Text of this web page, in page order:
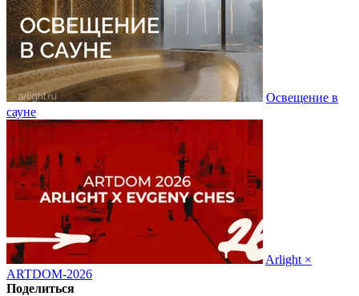
Освещение в
сауне
Arlight ×
ARTDOM-2026
Поделиться